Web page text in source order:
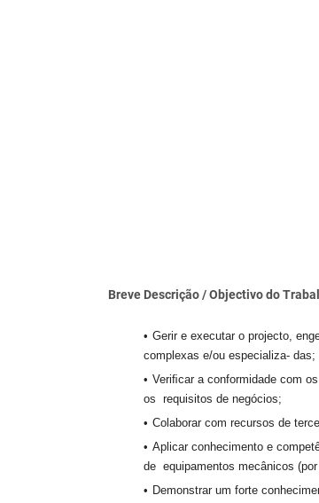
Breve Descrição / Objectivodo
Gerir e executar o projecto,
complexas e/ou especializa- das;
Veriﬁcar a conformidade com
os requisitos de negócios;
Colaborar com recursos de
Aplicar conhecimento e
de equipamentos mecânicos
Demonstrar um forte